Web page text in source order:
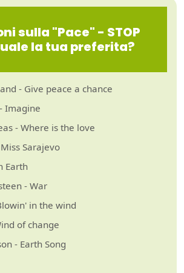
sulla "Pace" - STOP
la tua preferita?
- Give peace a chance
Imagine
- Where is the love
Sarajevo
Earth
- War
in the wind
of change
- Earth Song